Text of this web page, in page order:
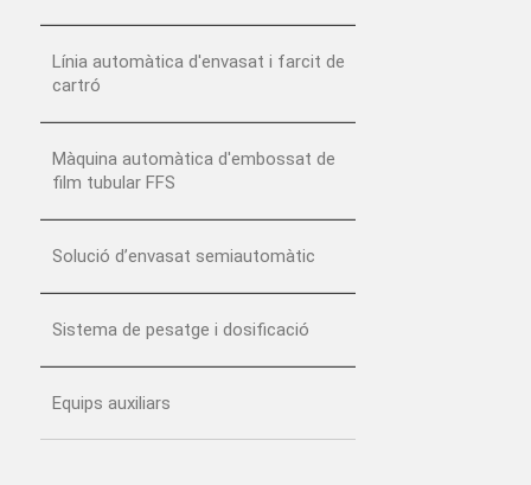
Línia automàtica d'envasat i farcit de
cartró
Màquina automàtica d'embossat de
film tubular FFS
Solució d’envasat semiautomàtic
Sistema de pesatge i dosificació
Equips auxiliars